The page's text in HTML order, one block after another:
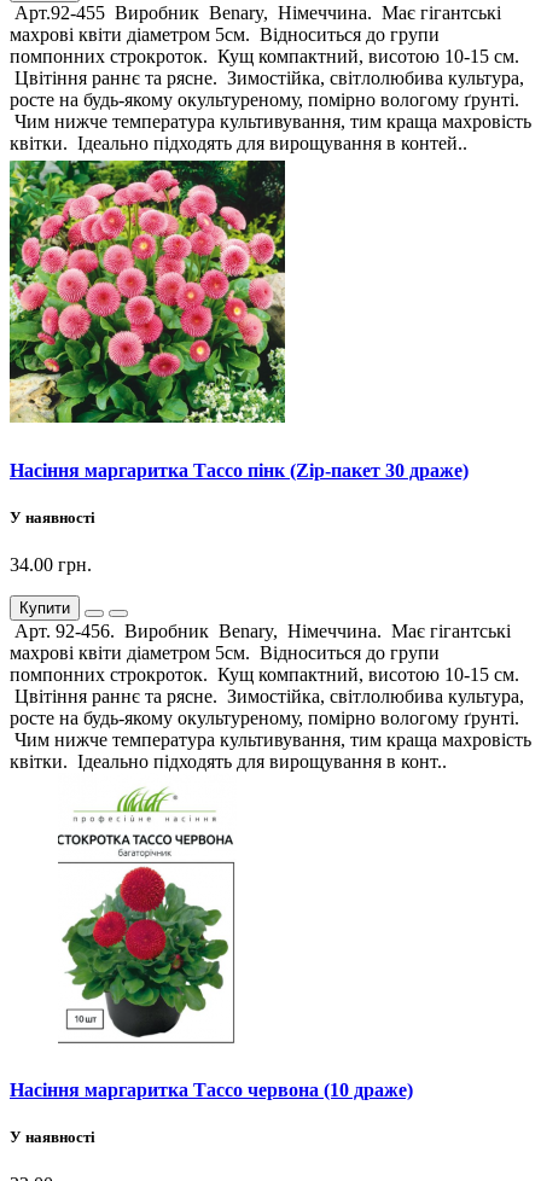
Арт.92-455 Виробник Benary, Німеччина. Має гігантські
махрові квіти діаметром 5см. Відноситься до групи
помпонних строкроток. Кущ компактний, висотою 10-15 см.
Цвітіння раннє та рясне. Зимостійка, світлолюбива культура,
росте на будь-якому окультуреному, помірно вологому ґрунті.
Чим нижче температура культивування, тим краща махровість
квітки. Ідеально підходять для вирощування в контей..
Насіння маргаритка Тассо пінк (Zip-пакет 30 драже)
У наявності
34.00 грн.
Купити
Арт. 92-456. Виробник Benary, Німеччина. Має гігантські
махрові квіти діаметром 5см. Відноситься до групи
помпонних строкроток. Кущ компактний, висотою 10-15 см.
Цвітіння раннє та рясне. Зимостійка, світлолюбива культура,
росте на будь-якому окультуреному, помірно вологому ґрунті.
Чим нижче температура культивування, тим краща махровість
квітки. Ідеально підходять для вирощування в конт..
Насіння маргаритка Тассо червона (10 драже)
У наявності